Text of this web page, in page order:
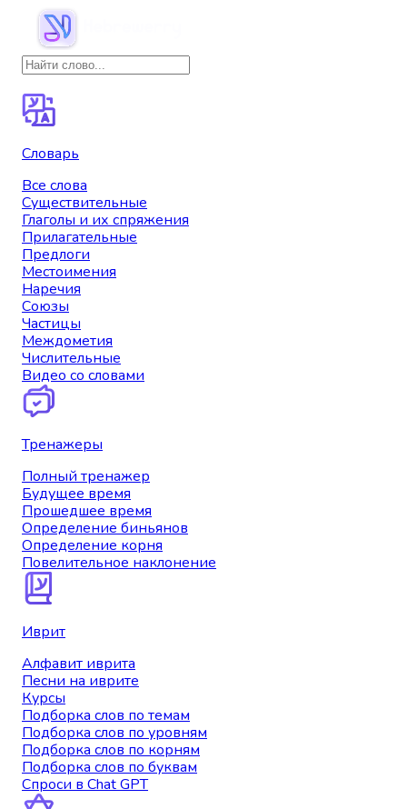
Словарь
Все слова
Существительные
Глаголы и их спряжения
Прилагательные
Предлоги
Местоимения
Наречия
Союзы
Частицы
Междометия
Числительные
Видео со словами
Тренажеры
Полный тренажер
Будущее время
Прошедшее время
Определение биньянов
Определение корня
Повелительное наклонение
Иврит
Алфавит иврита
Песни на иврите
Курсы
Подборка слов по темам
Подборка слов по уровням
Подборка слов по корням
Подборка слов по буквам
Спроси в Chat GPT